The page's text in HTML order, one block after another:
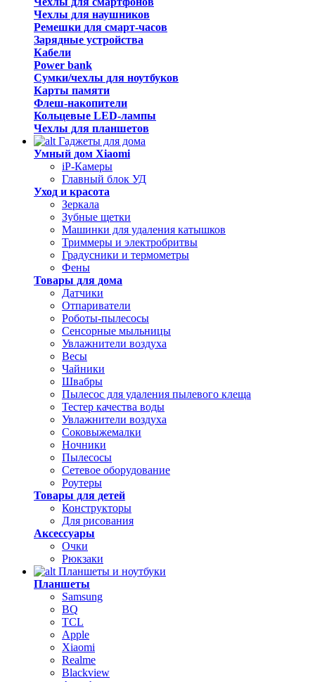
Чехлы для наушников
Ремешки для смарт-часов
Зарядные устройства
Кабели
Power bank
Сумки/чехлы для ноутбуков
Карты памяти
Флеш-накопители
Кольцевые LED-лампы
Чехлы для планшетов
Гаджеты для дома
Умный дом Xiaomi
iP-Камеры
Главный блок УД
Уход и красота
Зеркала
Зубные щетки
Машинки для удаления катышков
Триммеры и электробритвы
Градусники и термометры
Фены
Товары для дома
Датчики
Отпариватели
Роботы-пылесосы
Сенсорные мыльницы
Увлажнители воздуха
Весы
Чайники
Швабры
Пылесос для удаления пылевого клеща
Тестер качества воды
Увлажнители воздуха
Соковыжемалки
Ночники
Пылесосы
Сетевое оборудование
Роутеры
Товары для детей
Конструкторы
Для рисования
Аксессуары
Очки
Рюкзаки
Планшеты и ноутбуки
Планшеты
Samsung
BQ
TCL
Apple
Xiaomi
Realme
Blackview